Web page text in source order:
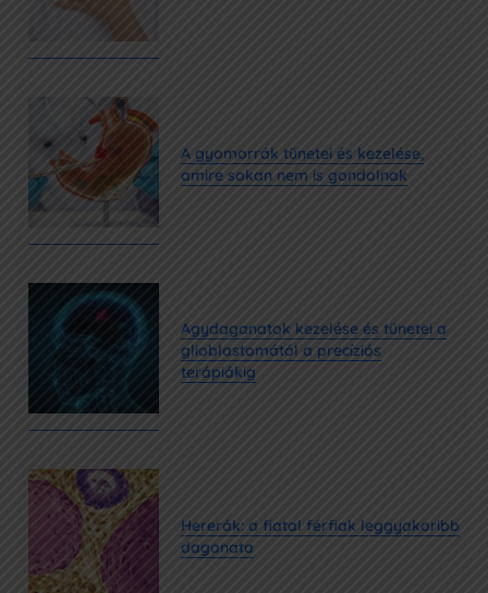
A gyomorrák tünetei és kezelése,
amire sokan nem is gondolnak
Agydaganatok kezelése és tünetei a
glioblastomától a precíziós
terápiákig
Hererák: a fiatal férfiak leggyakoribb
daganata